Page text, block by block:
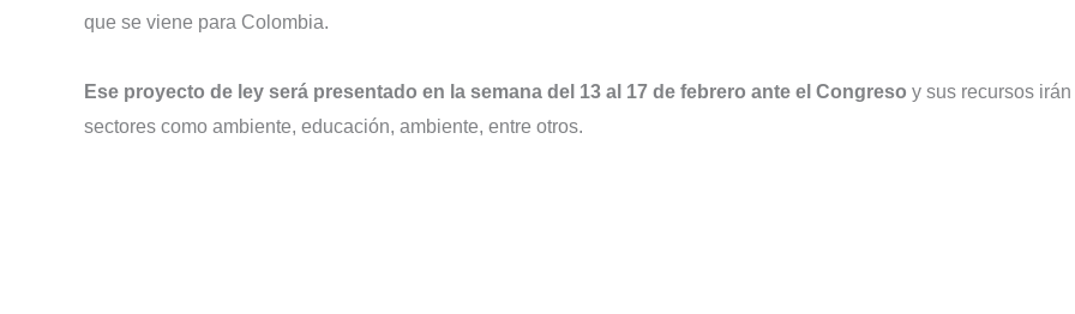
que se viene para Colombia.
Ese proyecto de ley será presentado en la semana del 13 al 17 de febrero ante el Congreso y sus recursos irán
sectores como ambiente, educación, ambiente, entre otros.